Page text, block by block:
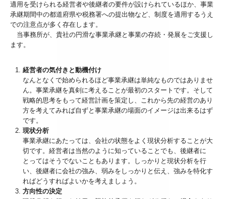
適用を受けられる経営者や後継者の要件が設けられているほか、事業
承継期間中の都道府県や税務署への提出物など、制度を適用するうえ
での注意点が多く存在します。
当事務所が、貴社の円滑な事業承継と事業の存続・発展をご支援し
ます。
経営者の気付きと動機付け
なんとなくで始められるほど事業承継は単純なものではありませ
ん。事業承継を真剣に考えることが最初のスタートです。そして
戦略的思考をもって経営計画を策定し、これから先の経営のあり
方を考えてみれば自ずと事業承継の場面のイメージは出来るはず
です。
現状分析
事業承継にあたっては、会社の状態をよく現状分析することが大
切です。経営者は当然のように知っていることでも、後継者に
とってはそうでないこともあります。しっかりと現状分析を行
い、後継者に会社の強み、弱みをしっかりと伝え、強みを特化す
ればどうすればよいかを考えましょう。
方向性の決定